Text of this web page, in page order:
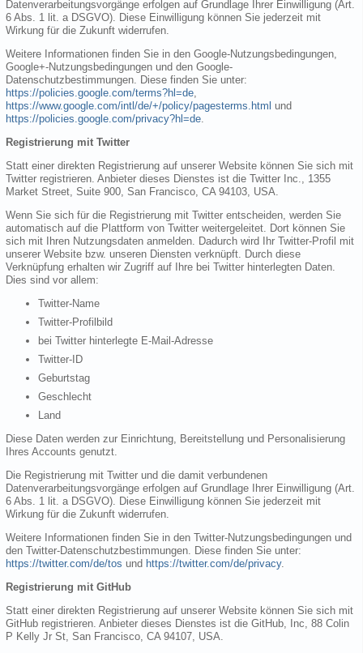
Datenverarbeitungsvorgänge erfolgen auf Grundlage Ihrer Einwilligung (Art.
6 Abs. 1 lit. a DSGVO). Diese Einwilligung können Sie jederzeit mit
Wirkung für die Zukunft widerrufen.
Weitere Informationen finden Sie in den Google-Nutzungsbedingungen,
Google+-Nutzungsbedingungen und den Google-
Datenschutzbestimmungen. Diese finden Sie unter:
https://policies.google.com/terms?hl=de,
https://www.google.com/intl/de/+/policy/pagesterms.html und
https://policies.google.com/privacy?hl=de.
Registrierung mit Twitter
Statt einer direkten Registrierung auf unserer Website können Sie sich mit
Twitter registrieren. Anbieter dieses Dienstes ist die Twitter Inc., 1355
Market Street, Suite 900, San Francisco, CA 94103, USA.
Wenn Sie sich für die Registrierung mit Twitter entscheiden, werden Sie
automatisch auf die Plattform von Twitter weitergeleitet. Dort können Sie
sich mit Ihren Nutzungsdaten anmelden. Dadurch wird Ihr Twitter-Profil mit
unserer Website bzw. unseren Diensten verknüpft. Durch diese
Verknüpfung erhalten wir Zugriff auf Ihre bei Twitter hinterlegten Daten.
Dies sind vor allem:
Twitter-Name
Twitter-Profilbild
bei Twitter hinterlegte E-Mail-Adresse
Twitter-ID
Geburtstag
Geschlecht
Land
Diese Daten werden zur Einrichtung, Bereitstellung und Personalisierung
Ihres Accounts genutzt.
Die Registrierung mit Twitter und die damit verbundenen
Datenverarbeitungsvorgänge erfolgen auf Grundlage Ihrer Einwilligung (Art.
6 Abs. 1 lit. a DSGVO). Diese Einwilligung können Sie jederzeit mit
Wirkung für die Zukunft widerrufen.
Weitere Informationen finden Sie in den Twitter-Nutzungsbedingungen und
den Twitter-Datenschutzbestimmungen. Diese finden Sie unter:
https://twitter.com/de/tos und https://twitter.com/de/privacy.
Registrierung mit GitHub
Statt einer direkten Registrierung auf unserer Website können Sie sich mit
GitHub registrieren. Anbieter dieses Dienstes ist die GitHub, Inc, 88 Colin
P Kelly Jr St, San Francisco, CA 94107, USA.